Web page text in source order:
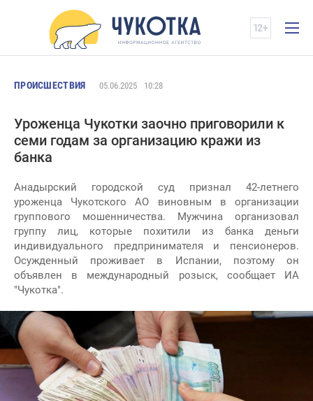
ПРОИСШЕСТВИЯ 05.06.2025 10:28
Уроженца Чукотки заочно приговорили к
семи годам за организацию кражи из
банка
Анадырский городской суд признал 42-летнего
уроженца Чукотского АО виновным в организации
группового мошенничества. Мужчина организовал
группу лиц, которые похитили из банка деньги
индивидуального предпринимателя и пенсионеров.
Осужденный проживает в Испании, поэтому он
объявлен в международный розыск, сообщает ИА
"Чукотка".